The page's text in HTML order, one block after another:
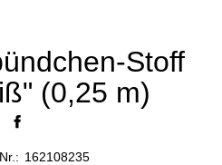
Stoff
(0,25 m)
162108235